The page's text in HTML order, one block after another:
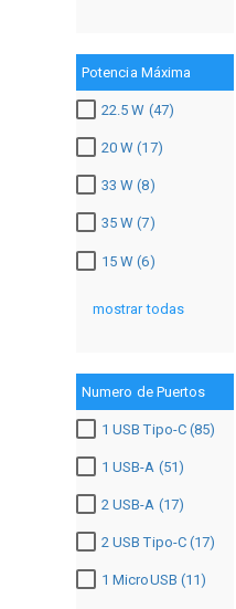
Potencia Máxima
22.5 W (47)
20 W (17)
33 W (8)
35 W (7)
15 W (6)
mostrar todas
Numero de Puertos
1 USB Tipo-C (85)
1 USB-A (51)
2 USB-A (17)
2 USB Tipo-C (17)
1 MicroUSB (11)